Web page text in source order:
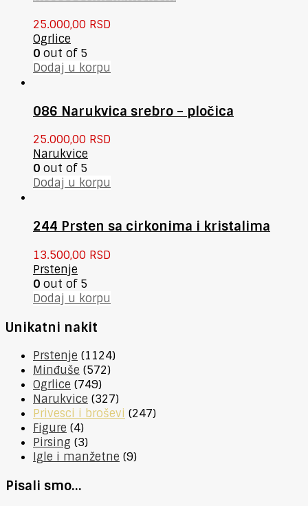
25.000,00 RSD
Ogrlice
0 out of 5
Dodaj u korpu
086 Narukvica srebro – pločica
25.000,00 RSD
Narukvice
0 out of 5
Dodaj u korpu
244 Prsten sa cirkonima i kristalima
13.500,00 RSD
Prstenje
0 out of 5
Dodaj u korpu
Unikatni nakit
Prstenje (1124)
Minđuše (572)
Ogrlice (749)
Narukvice (327)
Privesci i broševi (247)
Figure (4)
Pirsing (3)
Igle i manžetne (9)
Pisali smo…